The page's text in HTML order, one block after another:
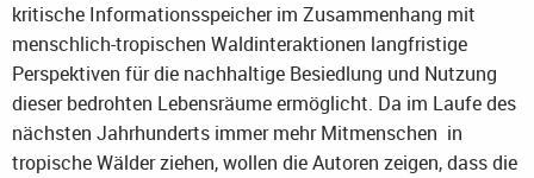
kritische Informationsspeicher im Zusammenhang mit
menschlich-tropischen Waldinteraktionen langfristige
Perspektiven für die nachhaltige Besiedlung und Nutzung
dieser bedrohten Lebensräume ermöglicht. Da im Laufe des
nächsten Jahrhunderts immer mehr Mitmenschen in
tropische Wälder ziehen, wollen die Autoren zeigen, dass die